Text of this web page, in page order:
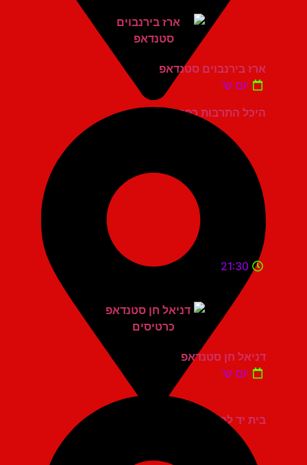
היכל התרבות כפר סבא
ארז בירנבוים סטנדאפ
יום ש'
בית יד לבנים אשדוד
21:30
דניאל חן סטנדאפ
יום ש'